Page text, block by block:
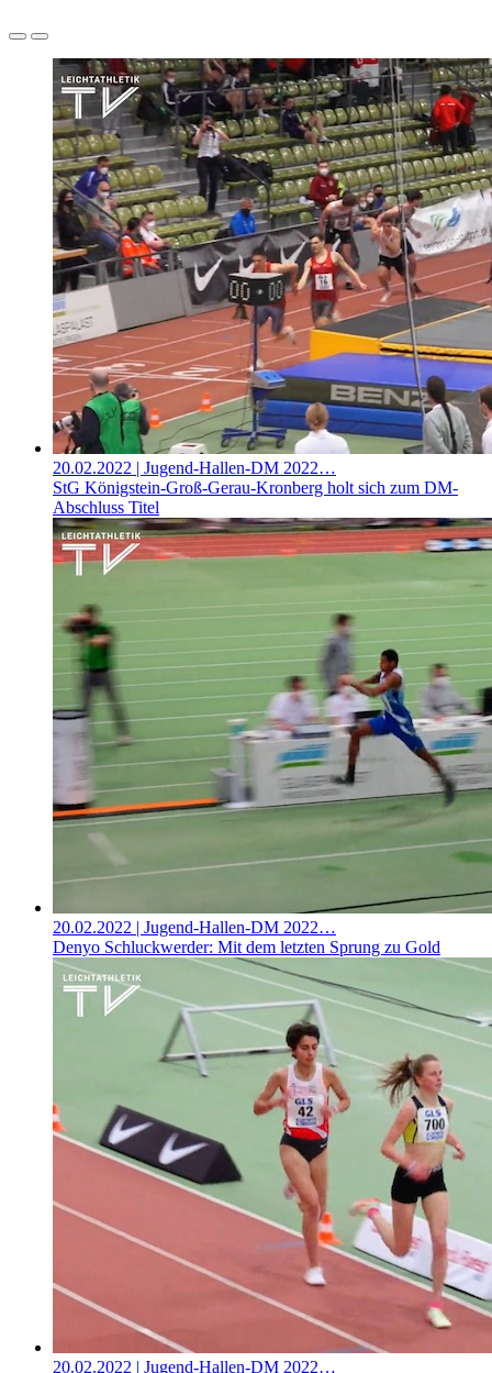
20.02.2022 | Jugend-Hallen-DM 2022…
StG Königstein-Groß-Gerau-Kronberg holt sich zum DM-
Abschluss Titel
20.02.2022 | Jugend-Hallen-DM 2022…
Denyo Schluckwerder: Mit dem letzten Sprung zu Gold
20.02.2022 | Jugend-Hallen-DM 2022…